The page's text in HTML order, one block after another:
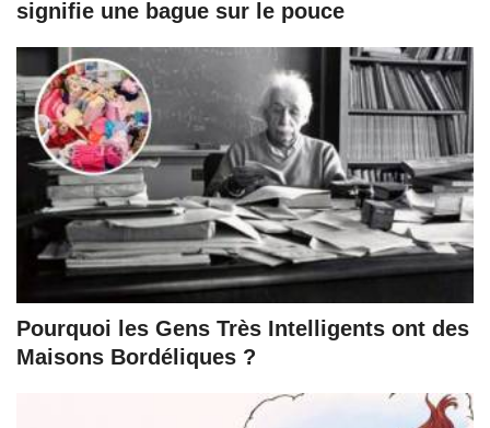
signifie une bague sur le pouce
Pourquoi les Gens Très Intelligents ont des
Maisons Bordéliques ?